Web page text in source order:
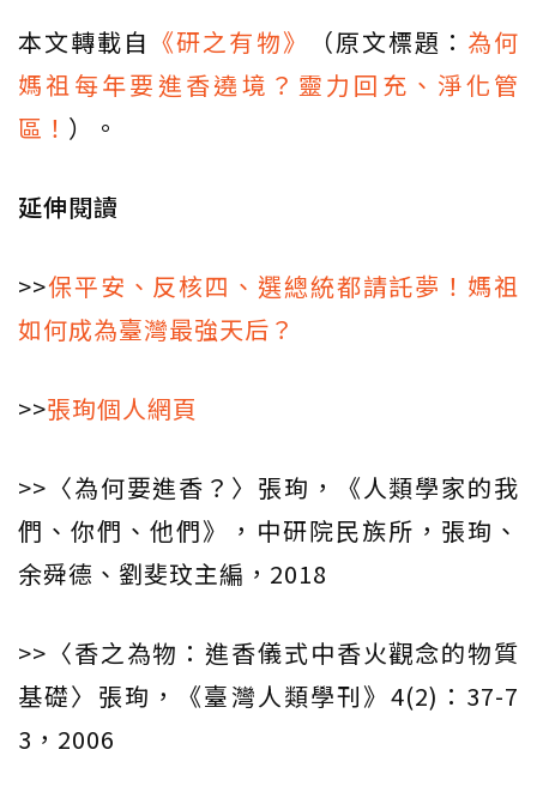
本文轉載自 《研之有物》 （原文標題： 為何
媽祖每年要進香遶境？靈力回充、淨化管
區！ ）。
延伸閱讀
>>保平安、反核四、選總統都請託夢！媽祖
如何成為臺灣最強天后？
>>張珣個人網頁
>>〈為何要進香？〉張珣，《人類學家的我
們、你們、他們》，中研院民族所，張珣、
余舜德、劉斐玟主編，2018
>>〈香之為物：進香儀式中香火觀念的物質
基礎〉張珣，《臺灣人類學刊》4(2)：37-7
3，2006